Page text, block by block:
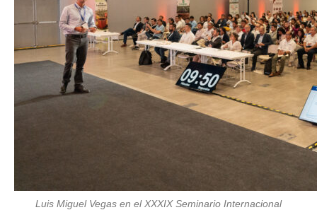
Luis Miguel Vegas en el XXXIX Seminario Internacional